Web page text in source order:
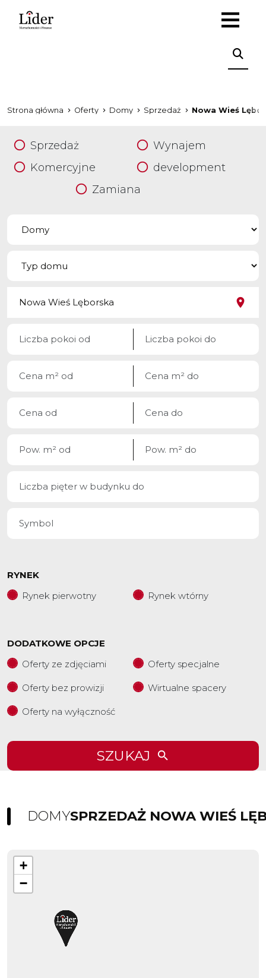
Strona główna Oferty Domy Sprzedaż Nowa Wieś
Sprzedaż
Wynajem
Komercyjne
development
Zamiana
RYNEK
Rynek pierwotny
Rynek wtórny
DODATKOWE OPCJE
Oferty ze zdjęciami
Oferty specjalne
Oferty bez prowizji Wirtualne spacery
Oferty na wyłączność
SZUKAJ
DOMYSPRZEDAŻ NOWA WIEŚ
+
−